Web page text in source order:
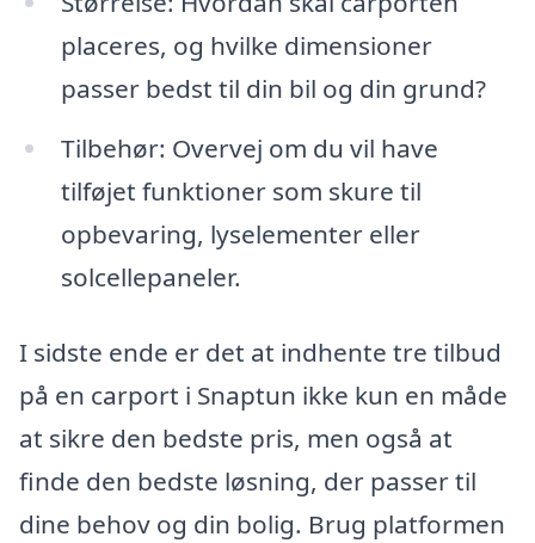
placeres, og hvilke dimensioner
passer bedst til din bil og din grund?
Tilbehør: Overvej om du vil have
tilføjet funktioner som skure til
opbevaring, lyselementer eller
solcellepaneler.
I sidste ende er det at indhente tre tilbud
på en carport i Snaptun ikke kun en måde
at sikre den bedste pris, men også at
finde den bedste løsning, der passer til
dine behov og din bolig. Brug platformen